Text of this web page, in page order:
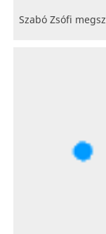
Szabó Zsófi